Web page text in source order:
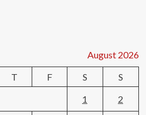
August 2026
T F S
S
1
2